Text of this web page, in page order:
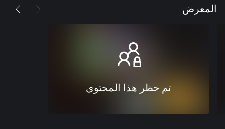
المعرض
تم حظر هذا المحتوى